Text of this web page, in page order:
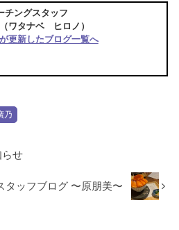
チングスタッフ
ワタナベ ヒロノ）
更新したブログ一覧へ
乃
らせ
タッフブログ 〜原朋美〜